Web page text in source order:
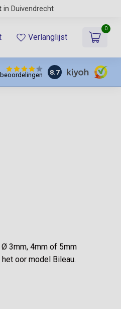
in Duivendrecht
Verlanglijst
0
8.7
3mm, 4mm of 5mm
oor model Bileau.